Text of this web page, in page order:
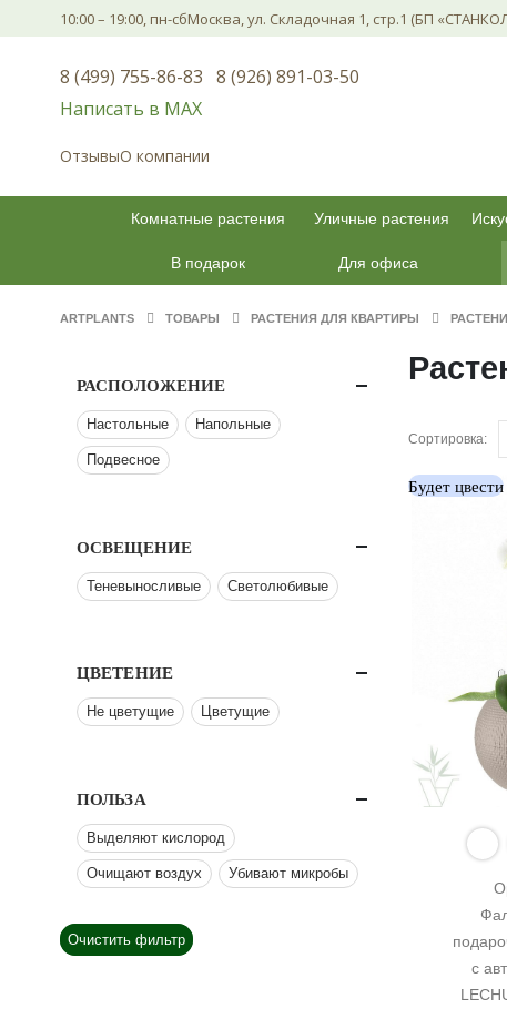
10:00 – 19:00, пн-сбМосква, ул. Складочная 1, стр.1 (БП
8 (499) 755-86-83 8 (926) 891-03-50
Написать в МАХ
ОтзывыО компании
Комнатные растения Уличные растения
В подарок Для офиса
ARTPLANTS ТОВАРЫ РАСТЕНИЯ ДЛЯ КВАРТИРЫ
Сортировка:
Будет цвести
с
РАСПОЛОЖЕНИЕ
Настольные Напольные
Подвесное
ОСВЕЩЕНИЕ
Теневыносливые Светолюбивые
ЦВЕТЕНИЕ
Не цветущие Цветущие
ПОЛЬЗА
Выделяют кислород
Очищают воздух Убивают микробы
Очистить фильтр